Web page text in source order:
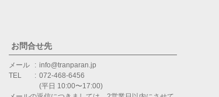
お問合せ先
メール
info@tranparan.jp
TEL
072-468-6456
(平日 10:00〜17:00)